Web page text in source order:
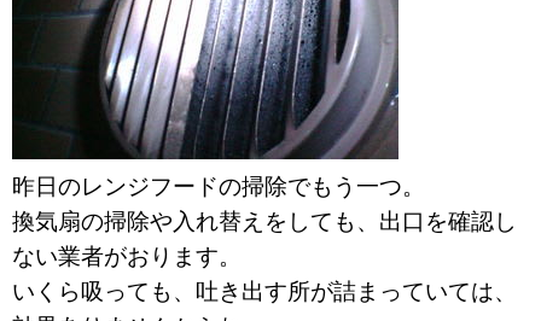
昨日のレンジフードの掃除でもう一つ。
換気扇の掃除や入れ替えをしても、出口を確認し
ない業者がおります。
いくら吸っても、吐き出す所が詰まっていては、